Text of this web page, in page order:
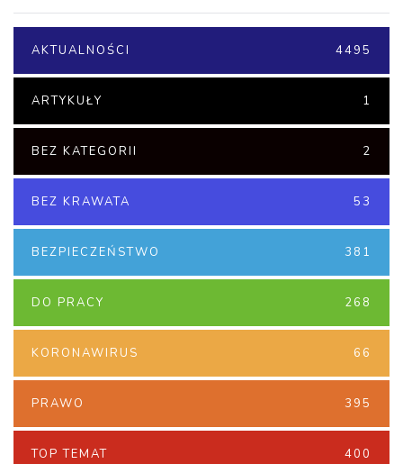
AKTUALNOŚCI 4495
ARTYKUŁY 1
BEZ KATEGORII 2
BEZ KRAWATA 53
BEZPIECZEŃSTWO 381
DO PRACY 268
KORONAWIRUS 66
PRAWO 395
TOP TEMAT 400